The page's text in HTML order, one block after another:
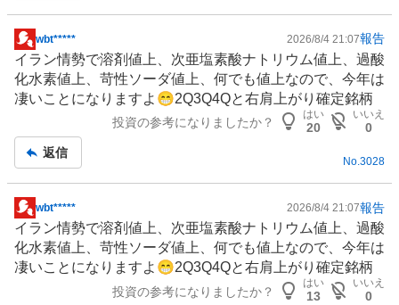
掲
示
板
記
wbt***** 2026/8/4 21:07報告
イラン情勢で溶剤値上、次亜塩素酸ナトリウム値上、過酸
化水素値上、苛性ソーダ値上、何でも値上なので、今年は
凄いことになりますよ😁2Q3Q4Qと右肩上がり確定銘柄
投資の参考になりましたか？
はい
20
いいえ
0
返信
No.3028
掲
示
板
記
wbt***** 2026/8/4 21:07報告
イラン情勢で溶剤値上、次亜塩素酸ナトリウム値上、過酸
化水素値上、苛性ソーダ値上、何でも値上なので、今年は
凄いことになりますよ😁2Q3Q4Qと右肩上がり確定銘柄
投資の参考になりましたか？
はい
13
いいえ
0